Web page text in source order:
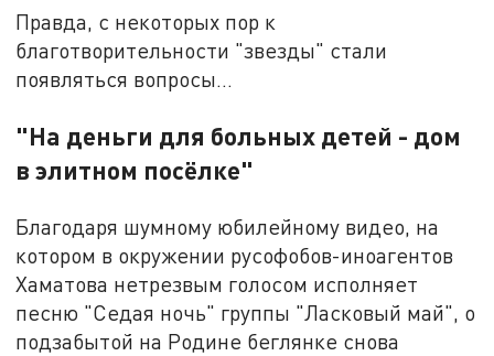
Правда, с некоторых пор к
благотворительности "звезды" стали
появляться вопросы…
"На деньги для больных детей - дом
в элитном посёлке"
Благодаря шумному юбилейному видео, на
котором в окружении русофобов-иноагентов
Хаматова нетрезвым голосом исполняет
песню "Седая ночь" группы "Ласковый май", о
подзабытой на Родине беглянке снова